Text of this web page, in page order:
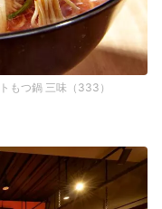
もつ鍋 三味（333）